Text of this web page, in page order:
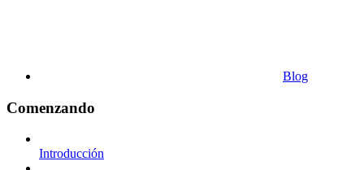
Blog
Comenzando
Introducción